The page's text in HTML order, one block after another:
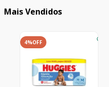
Mais Vendidos
4%OFF